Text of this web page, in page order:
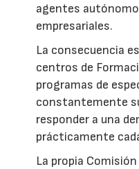
agentes
empresariales.
La consecuencia
centros de
programas de
constantemente
responder a una
prácticamente
La propia